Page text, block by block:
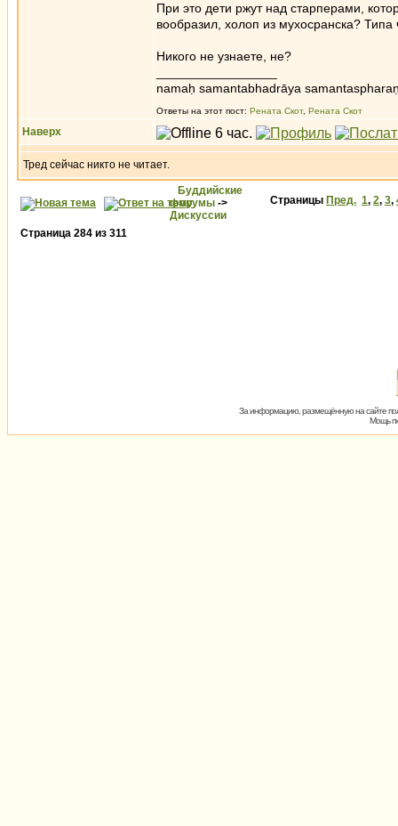
При это дети ржут над старперами,
вообразил, холоп из мухосранска?
Никого не узнаете, не?
namaḥ samantabhadrāya
Ответы на этот пост: Рената Скот, Рената Скот
Наверх
Тред сейчас никто не читает.
Буддийские
форумы ->
Дискуссии
Страницы Пред. 1, 2, 3,
Страница 284 из 311
За информацию, размещённую на сайте
Мощь